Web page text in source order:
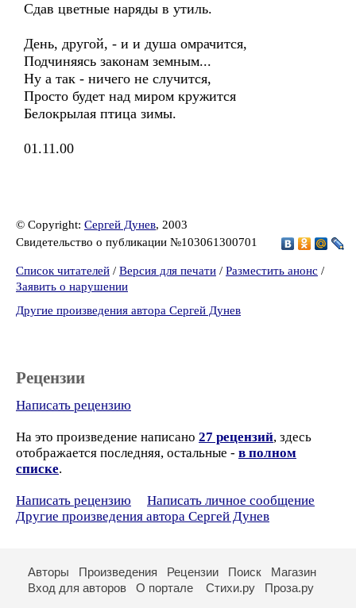
Сдав цветные наряды в утиль.
День, другой, - и и душа омрачится,
Подчиняясь законам земным...
Ну а так - ничего не случится,
Просто будет над миром кружится
Белокрылая птица зимы.
01.11.00
© Copyright: Сергей Дунев, 2003
Свидетельство о публикации №103061300701
Список читателей / Версия для печати / Разместить анонс /
Заявить о нарушении
Другие произведения автора Сергей Дунев
Рецензии
Написать рецензию
На это произведение написано 27 рецензий, здесь
отображается последняя, остальные - в полном
списке.
Написать рецензию
Написать личное сообщение
Другие произведения автора Сергей Дунев
Авторы Произведения Рецензии Поиск
Магазин
Вход для авторов
О портале Стихи.ру Проза.ру